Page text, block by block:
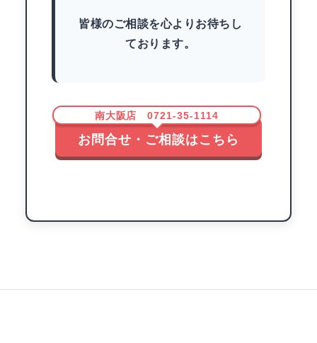
皆様のご相談を心よりお待ちし
ております。
南大阪店 0721-35-1114
お問合せ・ご相談はこちら